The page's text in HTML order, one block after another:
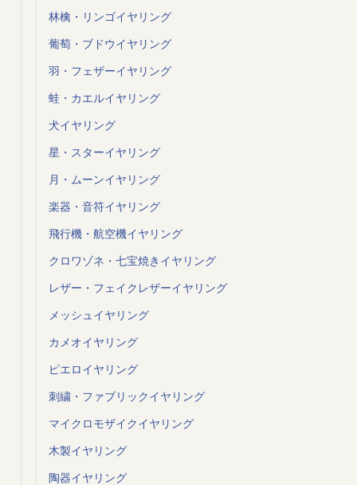
林檎・リンゴイヤリング
葡萄・ブドウイヤリング
羽・フェザーイヤリング
蛙・カエルイヤリング
犬イヤリング
星・スターイヤリング
月・ムーンイヤリング
楽器・音符イヤリング
飛行機・航空機イヤリング
クロワゾネ・七宝焼きイヤリング
レザー・フェイクレザーイヤリング
メッシュイヤリング
カメオイヤリング
ピエロイヤリング
刺繍・ファブリックイヤリング
マイクロモザイクイヤリング
木製イヤリング
陶器イヤリング